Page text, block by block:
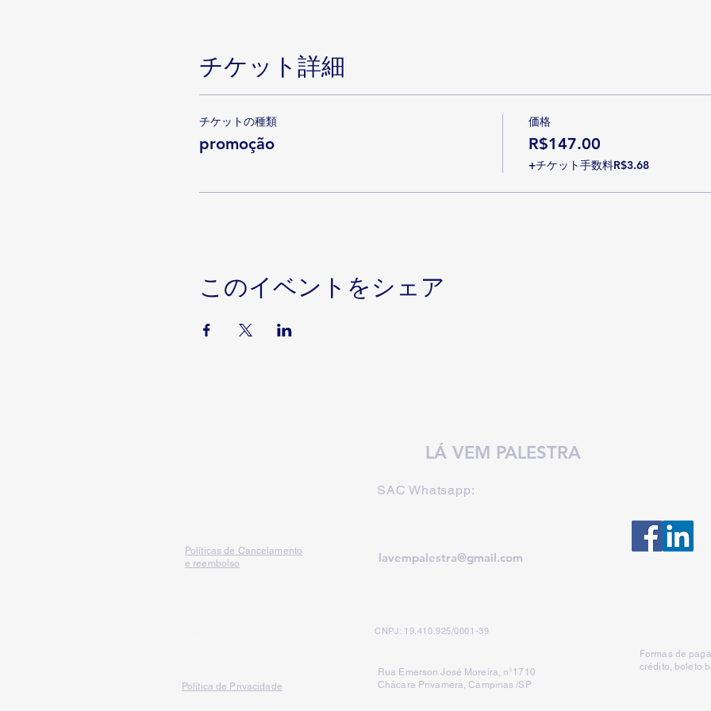
2 – Repetições e Lealdades
• Reconhecer repetições e lealdades que você traz e desconhece
4 – Desbloqueio e Ação
• Reconhecer o que lhe bloqueia e ser Capaz de tomar decisões mais claras.
チケット詳細
チケットの種類
promoção
価格
R$147.00
+チケット手数料R$3.68
このイベントをシェア
LÁ VEM PALESTRA
Políticas de Cancelamento
e reembolso
SAC Whatsapp:
lavempalestra@gmail.com
Política de Privacidade
CNPJ: 19.410.925/0001-39
Rua Emerson José Moreira, n°1710
Chácara Privamera, Campinas /SP
Formas de
crédito, boleto